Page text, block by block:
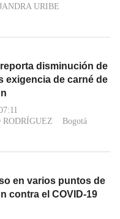
URIBE
disminución de
exigencia de carné de
RODRÍGUEZ
Bogotá
en varios puntos de
contra el COVID-19